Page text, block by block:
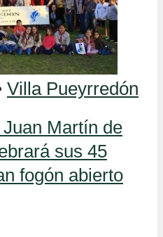
Villa Pueyrredón
Martín de
sus 45
fogón abierto